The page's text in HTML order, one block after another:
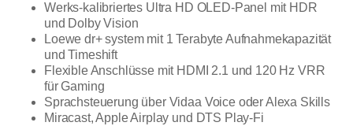
Werks-kalibriertes Ultra HD OLED-Panel mit HDR
und Dolby Vision
Loewe dr+ system mit 1 Terabyte Aufnahmekapazität
und Timeshift
Flexible Anschlüsse mit HDMI 2.1 und 120 Hz VRR
für Gaming
Sprachsteuerung über Vidaa Voice oder Alexa Skills
Miracast, Apple Airplay und DTS Play-Fi